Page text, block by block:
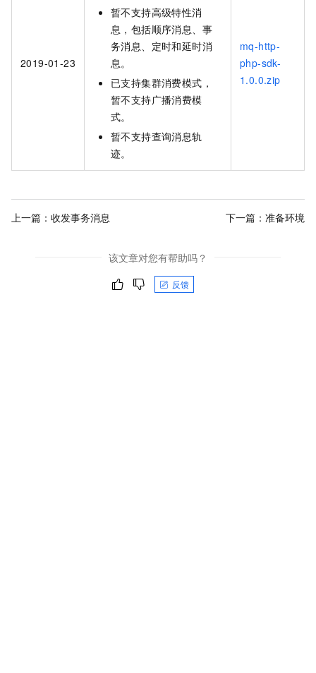
2019-01-23
暂不支持高级特性消
息，包括顺序消息、事
务消息、定时和延时消
息。
已支持集群消费模式，
暂不支持广播消费模
式。
暂不支持查询消息轨
迹。
mq-http-
php-sdk-
1.0.0.zip
上一篇： 收发事务消息 下一篇： 准备环境
该文章对您有帮助吗？
反馈